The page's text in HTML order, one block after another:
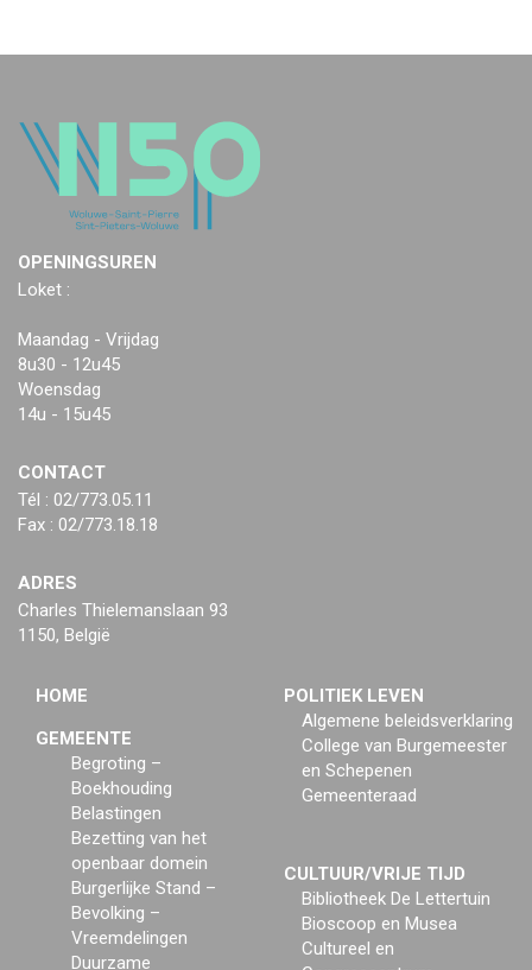
OPENINGSUREN
Loket :
Maandag - Vrijdag
8u30 - 12u45
Woensdag
14u - 15u45
CONTACT
Tél : 02/773.05.11
Fax : 02/773.18.18
ADRES
Charles Thielemanslaan 93
1150, België
HOME
GEMEENTE
Begroting –
Boekhouding
Belastingen
Bezetting van het
openbaar domein
Burgerlijke Stand –
Bevolking –
Vreemdelingen
Duurzame
POLITIEK LEVEN
Algemene beleidsverklaring
College van Burgemeester
en Schepenen
Gemeenteraad
CULTUUR/VRIJE TIJD
Bibliotheek De Lettertuin
Bioscoop en Musea
Cultureel en